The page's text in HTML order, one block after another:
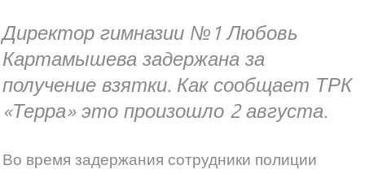
Директор гимназии №1 Любовь
Картамышева задержана за
получение взятки. Как сообщает ТРК
«Терра» это произошло 2 августа.
Во время задержания сотрудники полиции